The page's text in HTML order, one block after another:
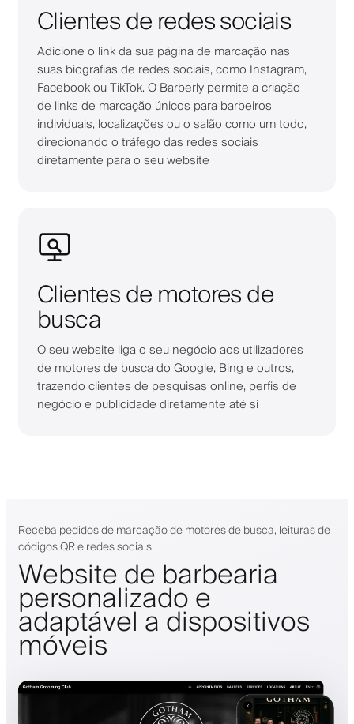
Clientes de redes sociais
Adicione o link da sua página de marcação nas
suas biografias de redes sociais, como Instagram,
Facebook ou TikTok. O Barberly permite a criação
de links de marcação únicos para barbeiros
individuais, localizações ou o salão como um todo,
direcionando o tráfego das redes sociais
diretamente para o seu website
Clientes de motores de
busca
O seu website liga o seu negócio aos utilizadores
de motores de busca do Google, Bing e outros,
trazendo clientes de pesquisas online, perfis de
negócio e publicidade diretamente até si
Receba pedidos de marcação de motores de busca, leituras de
códigos QR e redes sociais
Website de barbearia
personalizado e
adaptável a dispositivos
móveis